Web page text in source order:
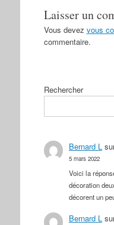
Laisser un
Vous devez vous
commentaire.
Rechercher
Bernard L
5 mars 2022
Voici la
décoration
décorent un
Bernard L